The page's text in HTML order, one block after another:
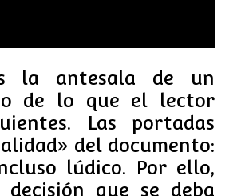
la antesala de un
de lo que el lector
Las portadas
del documento:
lúdico. Por ello,
que se deba